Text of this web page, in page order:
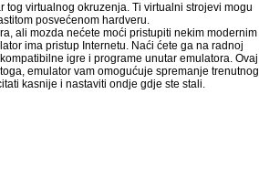
virtualnog okruzenja. Ti virtualni strojevi mogu
posvećenom hardveru.
ali mozda nećete moći pristupiti nekim modernim
ima pristup Internetu. Naći ćete ga na radnoj
igre i programe unutar emulatora. Ovaj
emulator vam omogućuje spremanje trenutnog
kasnije i nastaviti ondje gdje ste stali.